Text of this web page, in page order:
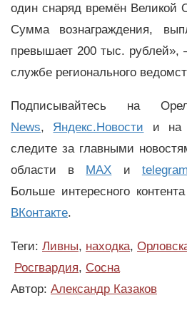
один снаряд времён Великой
Сумма вознаграждения,
превышает 200 тыс. рублей»,
службе регионального
Подписывайтесь на
News, Яндекс.Новости и на
следите за главными
области в MAX и
Больше интересного
ВКонтакте.
Теги: Ливны, находка,
Росгвардия, Сосна
Автор: Александр Казаков